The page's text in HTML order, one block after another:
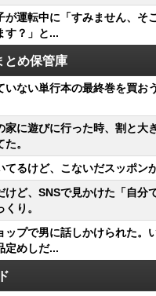
が運転中に「すみません、そ
す？」と...
とめ保管庫
いない単行本の最終巻を買お
家に遊びに行った時、割と大
。
るけど、こないだスッポン
けど、SNSで見かけた「自分
り。
ップで男に話しかけられた。
定めしだ...